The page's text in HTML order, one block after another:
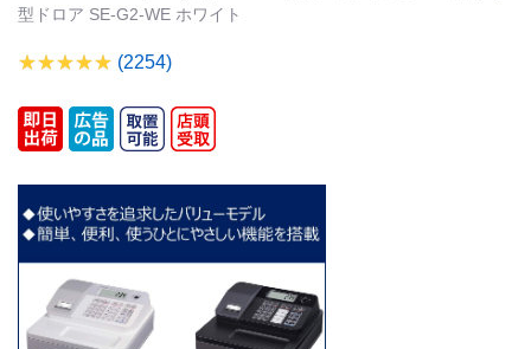
型ドロア SE-G2-WE ホワイト
(2254)